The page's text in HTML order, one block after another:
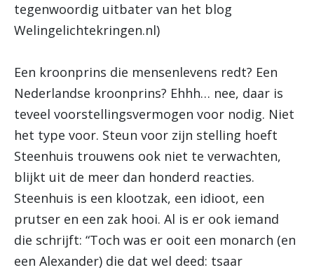
tegenwoordig uitbater van het blog
Welingelichtekringen.nl)
Een kroonprins die mensenlevens redt? Een
Nederlandse kroonprins? Ehhh… nee, daar is
teveel voorstellingsvermogen voor nodig. Niet
het type voor. Steun voor zijn stelling hoeft
Steenhuis trouwens ook niet te verwachten,
blijkt uit de meer dan honderd reacties.
Steenhuis is een klootzak, een idioot, een
prutser en een zak hooi. Al is er ook iemand
die schrijft: “Toch was er ooit een monarch (en
een Alexander) die dat wel deed: tsaar